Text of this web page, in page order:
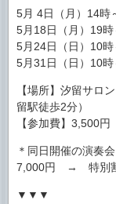
5月 4日（月）14
5月18日（月）19
5月24日（日）10
5月31日（日）10
【場所】汐留サロ
留駅徒歩2分）
【参加費】3,500円
＊同日開催の演奏
7,000円 → 特別割
▼▼▼